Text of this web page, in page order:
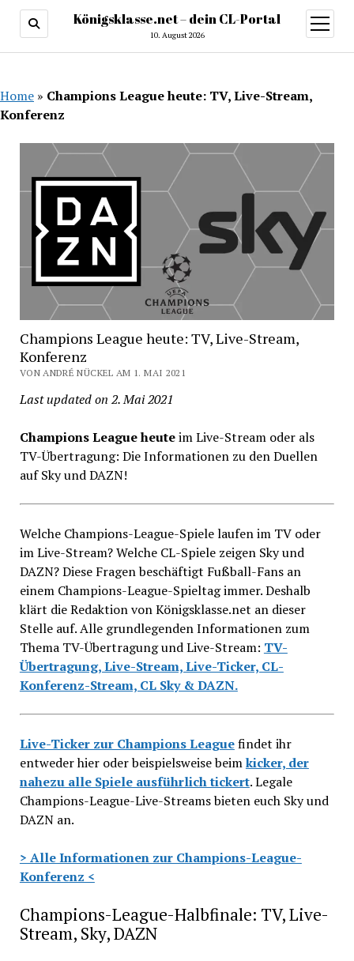
Königsklasse.net – dein CL-Portal
10. August 2026
Menü
öffnen
Home » Champions League heute: TV, Live-Stream,
Konferenz
Champions League heute: TV, Live-Stream,
Konferenz
VON ANDRÉ NÜCKEL AM 1. MAI 2021
Last updated on 2. Mai 2021
Champions League heuteim Live-Stream oder als
TV-Übertragung: Die Informationen zu den Duellen
auf Sky und DAZN!
Welche Champions-League-Spiele laufen im TV oder
im Live-Stream? Welche CL-Spiele zeigen Sky und
DAZN? Diese Fragen beschäftigt Fußball-Fans an
einem Champions-League-Spieltag immer. Deshalb
klärt die Redaktion von Königsklasse.net an dieser
Stelle auf. Alle grundlegenden Informationen zum
Thema TV-Übertragung und Live-Stream: TV-
Übertragung, Live-Stream, Live-Ticker, CL-
Konferenz-Stream, CL Sky & DAZN.
Live-Ticker zur Champions Leaguefindet ihr
entweder hier oder beispielsweise beimkicker, der
nahezu alle Spiele ausführlich tickert. Legale
Champions-League-Live-Streams bieten euch Sky und
DAZN an.
> Alle Informationen zur Champions-League-
Konferenz <
Champions-League-Halbfinale: TV, Live-
Stream, Sky, DAZN